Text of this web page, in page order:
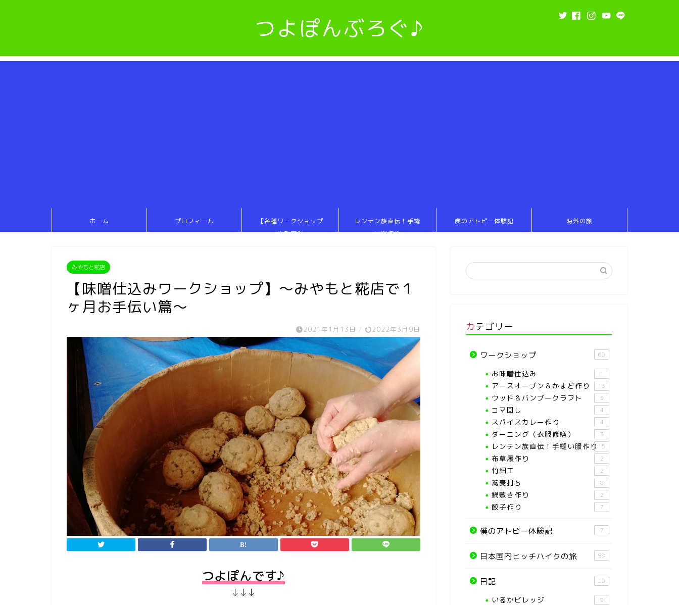
つよぽんぶろぐ♪
ホーム プロフィール
【各種ワークショップ
や教室】
レンテン族直伝！手縫
い服作り
僕のアトピー体験記 海外の旅
みやもと糀店
【味噌仕込みワークショップ】～みやもと糀店で１
ヶ月お手伝い篇～
2021年1月13日 / 2022年3月9日
つよぽんです♪
↓↓↓
カテゴリー
ワークショップ 60
お味噌仕込み 1
アースオーブン＆かまど作り 13
ウッド＆バンブークラフト 5
コマ回し 4
スパイスカレー作り 4
ダーニング（衣服修繕） 3
レンテン族直伝！手縫い服作り 15
布草履作り 2
竹細工 2
蕎麦打ち 8
鍋敷き作り 2
餃子作り 7
僕のアトピー体験記 7
日本国内ヒッチハイクの旅 98
日記 50
いるかビレッジ 9